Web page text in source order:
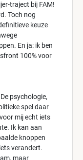
traject bij FAM!
Toch nog
keuze
En ja: ik ben
100% voor
psychologie,
spel daar
mij echt iets
Ik kan aan
knoppen
verandert.
maar